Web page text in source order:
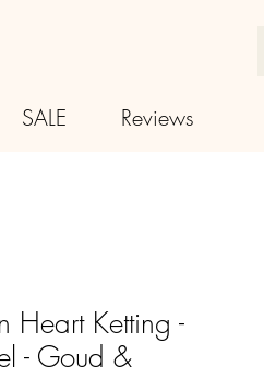
SALE Reviews
Heart Ketting -
- Goud &